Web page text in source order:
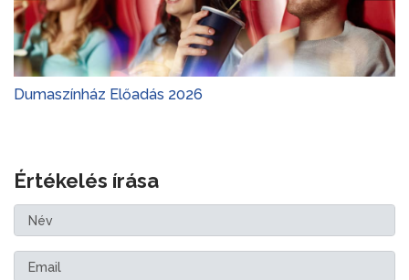
Dumaszínház Előadás 2026
Értékelés írása